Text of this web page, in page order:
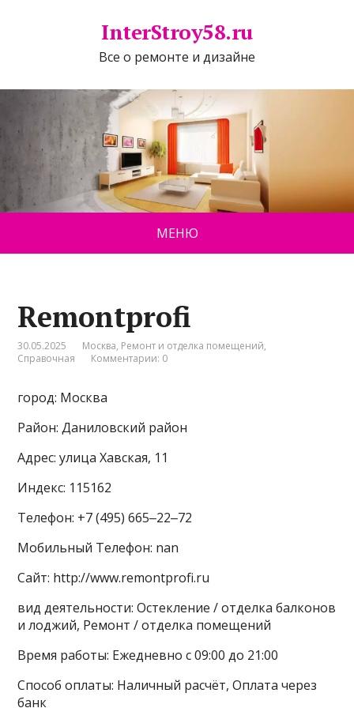
InterStroy58.ru
Все о ремонте и дизайне
МЕНЮ
Remontprofi
30.05.2025 Москва, Ремонт и отделка помещений,
Справочная
Комментарии: 0
город: Москва
Район: Даниловский район
Адрес: улица Хавская, 11
Индекс: 115162
Телефон: +7 (495) 665‒22‒72
Мобильный Телефон: nan
Сайт: http://www.remontprofi.ru
вид деятельности: Остекление / отделка балконов
и лоджий, Ремонт / отделка помещений
Время работы: Ежедневно с 09:00 до 21:00
Способ оплаты: Наличный расчёт, Оплата через
банк